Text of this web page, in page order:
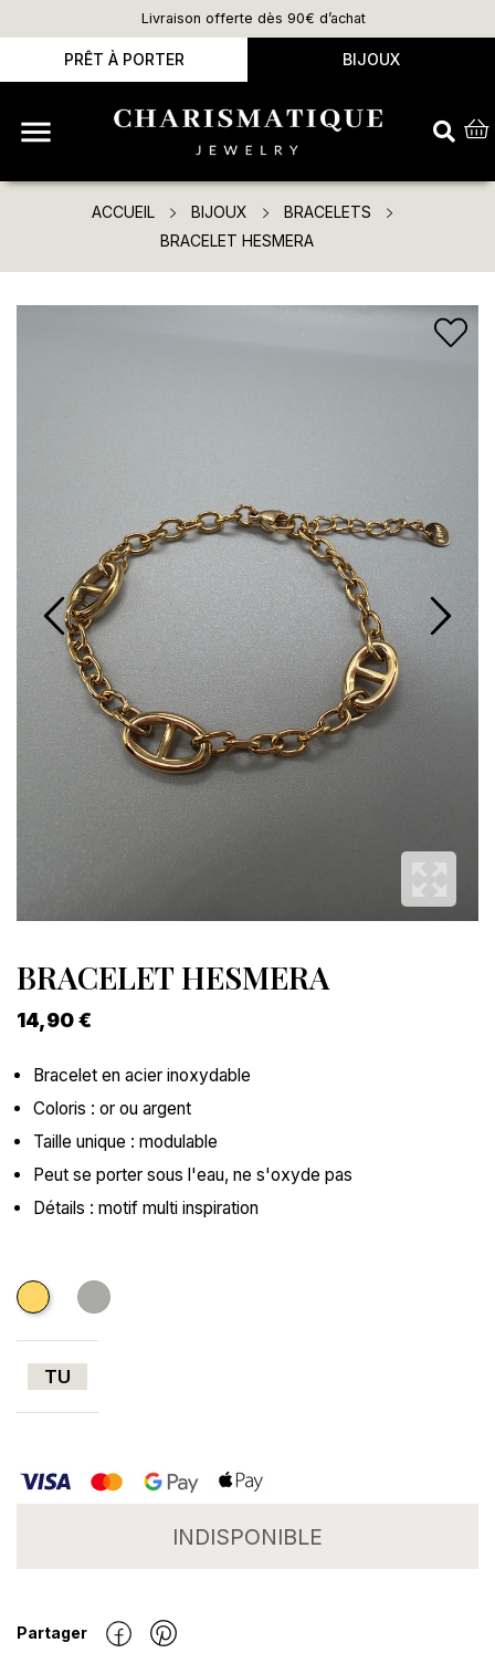
Livraison offerte dès 90€ d’achat
PRÊT À PORTER BIJOUX

ACCUEIL BIJOUX
BRACELETS
BRACELET HESMERA
BRACELET HESMERA
14,90 €
Bracelet en acier inoxydable
Coloris : or ou argent
Taille unique : modulable
Peut se porter sous l'eau, ne s'oxyde pas
Détails : motif multi inspiration
Doré Argenté
TU
INDISPONIBLE
Partager